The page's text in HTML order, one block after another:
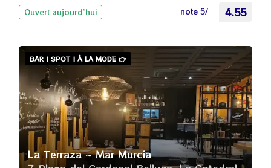
Ouvert aujourd’hui note 5/ 4.55
BAR | SPOT | À LA MODE 👉
La Terraza ~ Mar Murcia